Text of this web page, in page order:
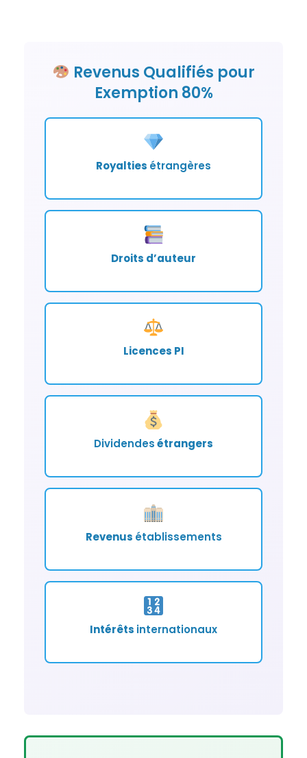
Revenus Qualifiés pour
Exemption 80%
Royalties étrangères
Droits d’auteur
Licences PI
Dividendesétrangers
Revenus établissements
Intérêts internationaux